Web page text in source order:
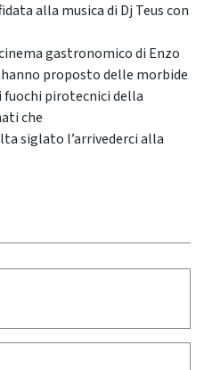
alla musica di Dj Teus con
gastronomico di Enzo
proposto delle morbide
fuochi pirotecnici della
che
siglato l’arrivederci alla